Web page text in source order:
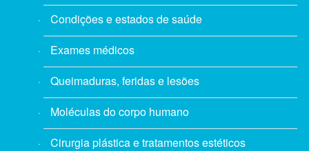
Condições e estados de saúde
Exames médicos
Queimaduras, feridas e lesões
Moléculas do corpo humano
Cirurgia plástica e tratamentos estéticos